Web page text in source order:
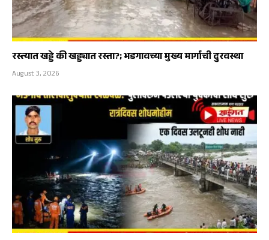
रस्त्यात खड्डे की खड्ड्यात रस्ता?; भडगावच्या मुख्य मार्गाची दुरवस्था
August 3, 2026